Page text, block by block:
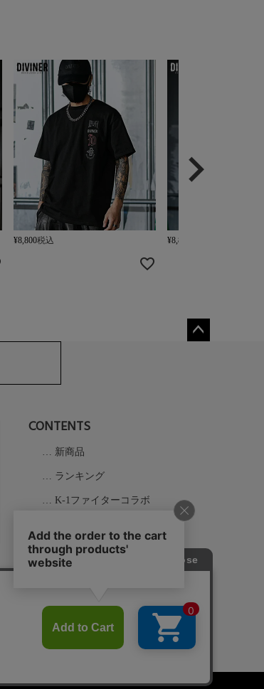
¥8,800税込 ¥8,800
CONTENTS
新商品
ランキング
K-1ファイターコラボ